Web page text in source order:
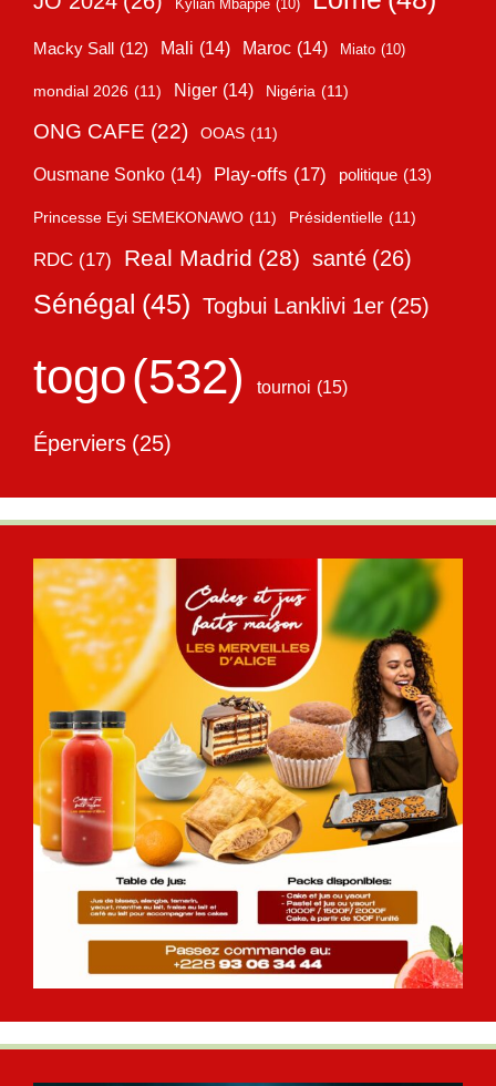
Kylian Mbappé (10)
Macky Sall (12) Mali (14) Maroc (14) Miato (10)
mondial 2026 (11) Niger (14) Nigéria (11)
ONG CAFE (22) OOAS (11)
Ousmane Sonko (14) Play-offs (17) politique (13)
Princesse Eyi SEMEKONAWO (11) Présidentielle (11)
RDC (17) Real Madrid (28) santé (26)
Sénégal (45) Togbui Lanklivi 1er (25)
togo(532) tournoi (15)
Éperviers (25)